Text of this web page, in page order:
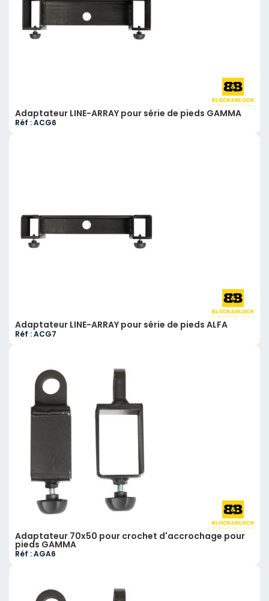
Adaptateur LINE-ARRAY pour série de pieds GAMMA
Réf : ACG6
Adaptateur LINE-ARRAY pour série de pieds ALFA
Réf : ACG7
Adaptateur 70x50 pour crochet d'accrochage pour
pieds GAMMA
Réf : AGA6